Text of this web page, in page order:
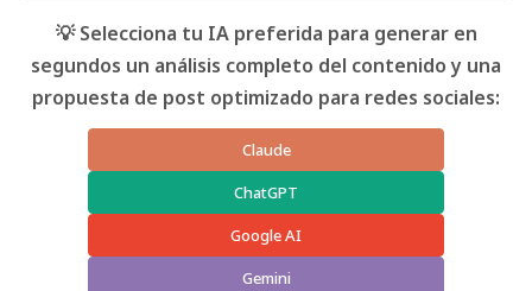
💡 Selecciona tu IA preferida para generar en
segundos un análisis completo del contenido y una
propuesta de post optimizado para redes sociales:
Claude
ChatGPT
Google AI
Gemini